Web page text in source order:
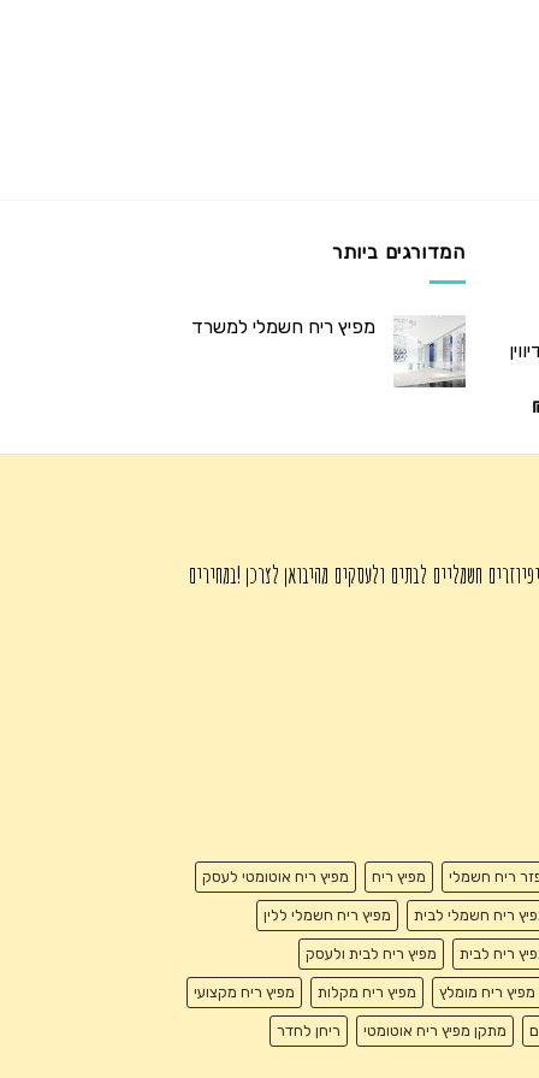
המחיר
הוא:
המדורגים ביותר
מפיץ ריח חשמלי למשרד
חשמליים לבתים ולעסקים מהיבואן לצרכן !במחירים
ריח חשמלי מפיץ ריח מפיץ ריח אוטומטי לעסק
ריח חשמלי לבית מפיץ ריח חשמלי ללין
ריח לבית מפיץ ריח לבית ולעסק
מפיץ ריח מומלץ מפיץ ריח מקלות מפיץ ריח מקצועי
מתקן מפיץ ריח אוטומטי ריחן לחדר